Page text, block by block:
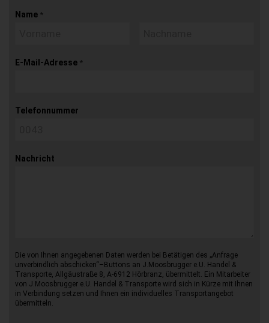
Name *
E-Mail-Adresse *
Telefonnummer
Nachricht
Die von Ihnen angegebenen Daten werden bei Betätigen des „Anfrage
unverbindlich abschicken“–Buttons an J.Moosbrugger e.U. Handel &
Transporte, Allgäustraße 8, A-6912 Hörbranz, übermittelt. Ein Mitarbeiter
von J.Moosbrugger e.U. Handel & Transporte wird sich in Kürze mit Ihnen
in Verbindung setzen und Ihnen ein individuelles Transportangebot
übermitteln.